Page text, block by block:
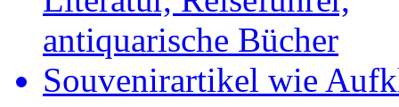
antiquarische Bücher
Souvenirartikel wie